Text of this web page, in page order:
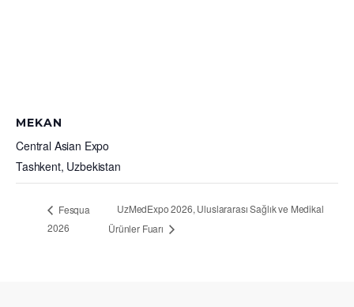
MEKAN
Central Asian Expo
Tashkent, Uzbekistan
Fesqua
2026
UzMedExpo 2026, Uluslararası Sağlık ve Medikal
Ürünler Fuarı